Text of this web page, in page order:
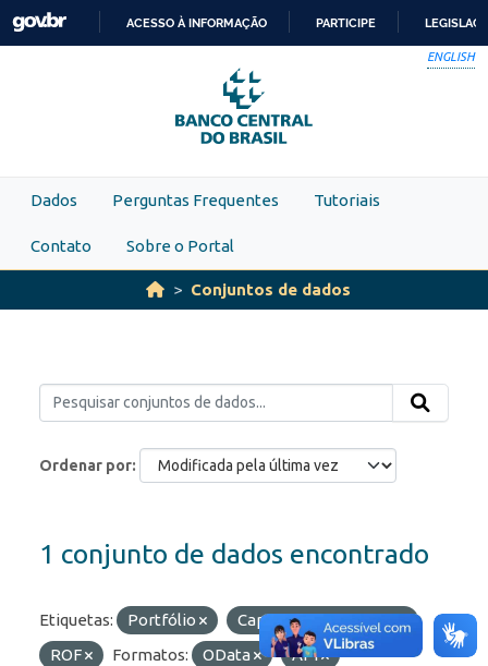
Skip to main content
PARA
O
CONTEÚDO
ACESSO À INFORMAÇÃO PARTICIPE
ENGLISH
Dados Perguntas Frequentes Tutoriais
Contato Sobre o Portal
Conjuntos de dados
Ordenar por
1 conjunto de dados encontrado
Etiquetas: Portfólio
Capitais Estrangeiros
ROF
Formatos: OData
API